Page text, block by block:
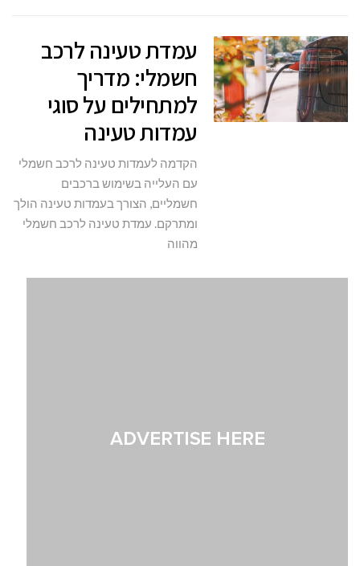
עמדת טעינה לרכב
חשמלי: מדריך
למתחילים על סוגי
עמדות טעינה
הקדמה לעמדות טעינה לרכב חשמלי
עם העלייה בשימוש ברכבים
חשמליים, הצורך בעמדות טעינה הולך
ומתרקם. עמדת טעינה לרכב חשמלי
מהווה